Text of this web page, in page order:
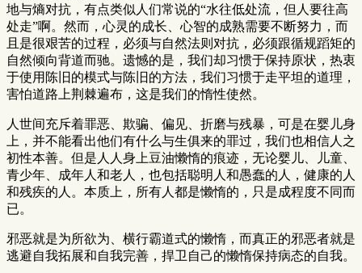
地与熵对抗，有点类似人们常说的“水往低处流，但人要往高
处走”啊。然而，心灵的成长、心智的成熟需要不断努力，而
且是很艰苦的过程，必须与自然法则对抗，必须跟循规蹈矩的
自然倾向背道而驰。遗憾的是，我们却习惯于保持原状，热衷
于使用陈旧的模式与陈旧的方法，我们习惯于走平坦的道理，
害怕道路上荆棘遍布，这是我们的惰性使然。
人世间充斥着罪恶、欺骗、偏见、折磨与残暴，可是在婴儿身
上，并不能看出他们有什么与生俱来的罪过，我们也相信人之
初性本善。但是人人身上豆油懒惰的痕迹，无论婴儿、儿童、
青少年、成年人和老人，也包括聪明人和愚蠢的人，健康的人
和残疾的人。本质上，所有人都是懒惰的，只是成程度不同而
已。
邪恶就是为所欲为、横行霸道式的懒惰，而真正的邪恶者就是
逃避自我拓展和自我完善，捍卫自己的懒惰保持病态的自我。